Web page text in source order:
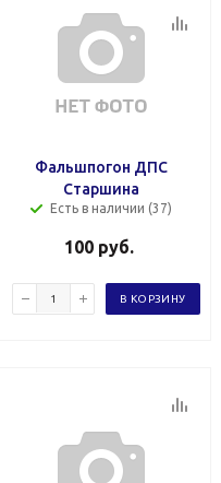
Фальшпогон ДПС
Старшина
Есть в наличии (37)
100 руб.
В КОРЗИНУ